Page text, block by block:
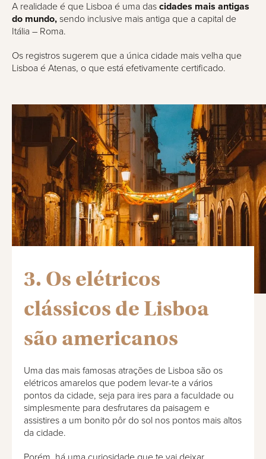
A realidade é que Lisboa é uma das cidades mais antigas
do mundo, sendo inclusive mais antiga que a capital de
Itália – Roma.
Os registros sugerem que a única cidade mais velha que
Lisboa é Atenas, o que está efetivamente certificado.
3. Os elétricos
clássicos de Lisboa
são americanos
Uma das mais famosas atrações de Lisboa são os
elétricos amarelos que podem levar-te a vários
pontos da cidade, seja para ires para a faculdade ou
simplesmente para desfrutares da paisagem e
assistires a um bonito pôr do sol nos pontos mais altos
da cidade.